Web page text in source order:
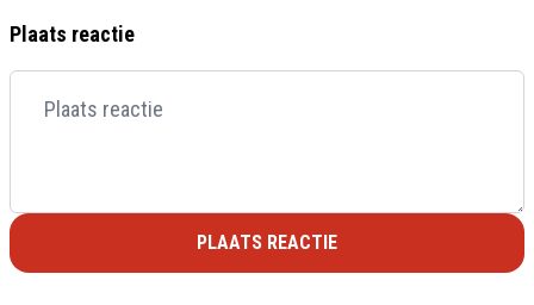
Plaats reactie
PLAATS REACTIE